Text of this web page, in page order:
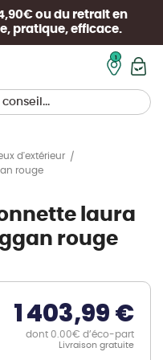
ou du retrait en
pratique, efficace.
d'extérieur
rouge
laura
rouge
1 403,99 €
dont 0.00€ d’éco-part
Livraison gratuite